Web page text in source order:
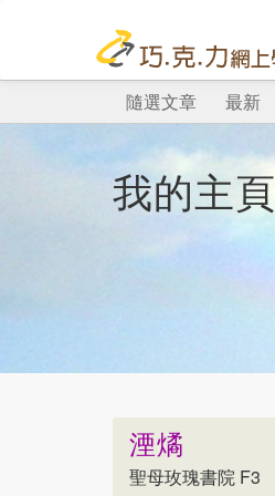
隨選文章
最新
我的主頁
湮燏
聖母玫瑰書院 F3